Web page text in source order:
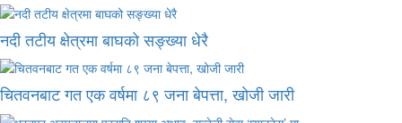
नदी तटीय क्षेत्रमा बाघको सङ्ख्या धेरै
चितवनबाट गत एक वर्षमा ८९ जना बेपत्ता, खोजी जारी